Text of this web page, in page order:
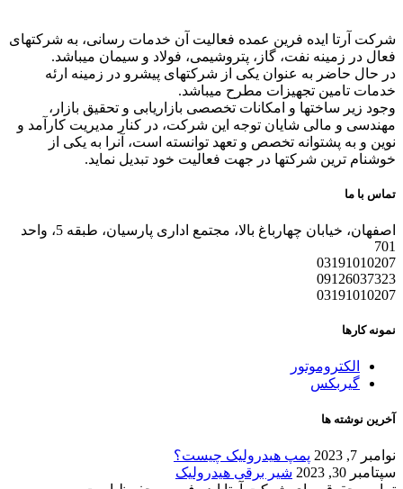
شرکت آرتا ایده فرین عمده فعالیت آن خدمات رسانی، به شرکتهای
فعال در زمینه نفت، گاز، پتروشیمی، فولاد و سیمان میباشد.
در حال حاضر به عنوان یکی از شرکتهای پیشرو در زمینه ارئه
خدمات تامین تجهیزات مطرح میباشد.
وجود زیر ساختها و امکانات تخصصی بازاریابی و تحقیق بازار،
مهندسی و مالی شایان توجه این شرکت، در کنار مدیریت کارآمد و
نوین و به پشتوانه تخصص و تعهد توانسته است، آنرا به یکی از
خوشنام ترین شرکتها در جهت فعالیت خود تبدیل نماید.
تماس با ما
اصفهان، خیابان چهارباغ بالا، مجتمع اداری پارسیان، طبقه 5، واحد
701
03191010207
09126037323
03191010207
نمونه کارها
الکتروموتور
گیربکس
آخرین نوشته ها
نوامبر 7, 2023
پمپ هیدرولیک چیست؟
سپتامبر 30, 2023
شیر برقی هیدرولیک